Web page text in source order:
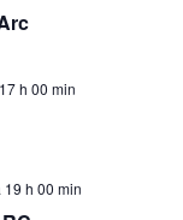
17 h 00 min
19 h 00 min